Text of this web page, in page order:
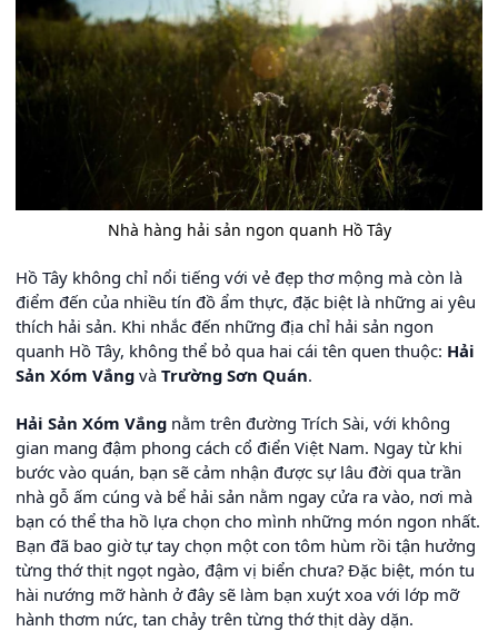
Nhà hàng hải sản ngon quanh Hồ Tây
Hồ Tây không chỉ nổi tiếng với vẻ đẹp thơ mộng mà còn là
điểm đến của nhiều tín đồ ẩm thực, đặc biệt là những ai yêu
thích hải sản. Khi nhắc đến những địa chỉ hải sản ngon
quanh Hồ Tây, không thể bỏ qua hai cái tên quen thuộc: Hải
Sản Xóm Vắng và Trường Sơn Quán.
Hải Sản Xóm Vắng nằm trên đường Trích Sài, với không
gian mang đậm phong cách cổ điển Việt Nam. Ngay từ khi
bước vào quán, bạn sẽ cảm nhận được sự lâu đời qua trần
nhà gỗ ấm cúng và bể hải sản nằm ngay cửa ra vào, nơi mà
bạn có thể tha hồ lựa chọn cho mình những món ngon nhất.
Bạn đã bao giờ tự tay chọn một con tôm hùm rồi tận hưởng
từng thớ thịt ngọt ngào, đậm vị biển chưa? Đặc biệt, món tu
hài nướng mỡ hành ở đây sẽ làm bạn xuýt xoa với lớp mỡ
hành thơm nức, tan chảy trên từng thớ thịt dày dặn.